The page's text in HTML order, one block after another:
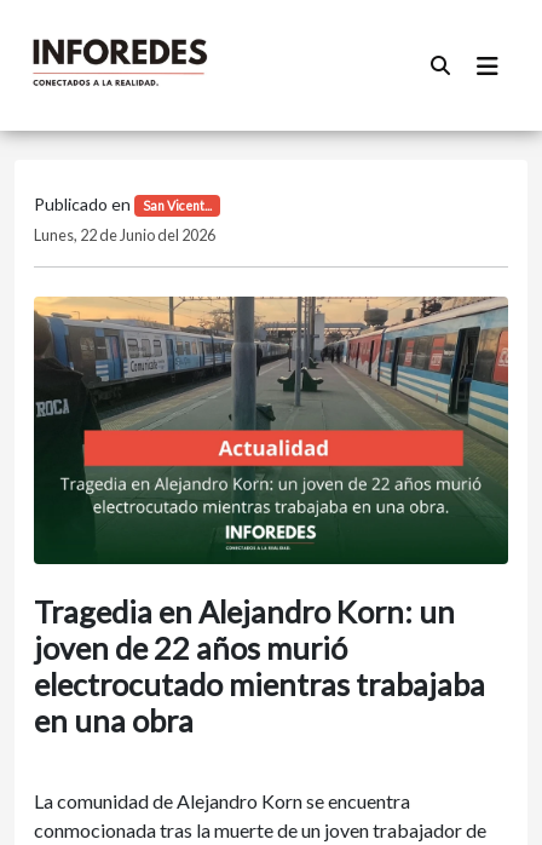
Publicado en San Vicent...
Lunes, 22 de Junio del 2026
Tragedia en Alejandro Korn: un
joven de 22 años murió
electrocutado mientras trabajaba
en una obra
La comunidad de Alejandro Korn se encuentra
conmocionada tras la muerte de un joven trabajador de